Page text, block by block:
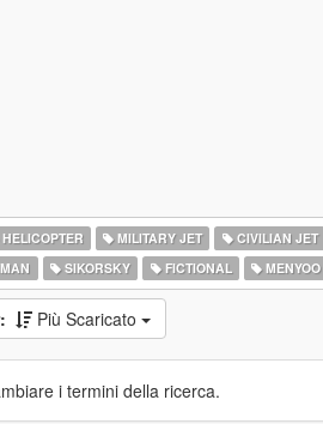
MILITARY JET CIVILIAN JET
SIKORSKY FICTIONAL MENYOO
Più Scaricato
i termini della ricerca.